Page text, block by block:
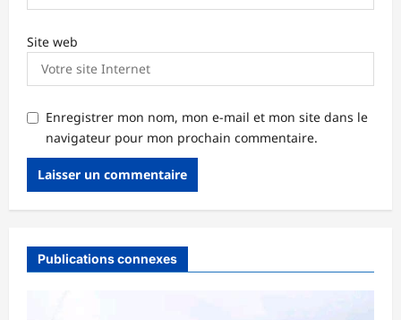
Site web
Enregistrer mon nom, mon e-mail et mon site dans le
navigateur pour mon prochain commentaire.
Publications connexes